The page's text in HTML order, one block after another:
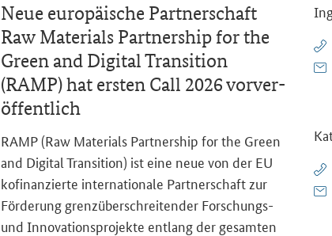
Neue eu­ro­päi­sche Part­ner­schaft
Raw Materials Partnership for the
Green and Digital Transition
(RAMP) hat ers­ten Call 2026 vor­ver­
öf­fent­lich
RAMP (Raw Materials Partnership for the Green
and Digital Transition) ist eine neue von der EU
ko­fi­nan­zier­te in­ter­na­tio­na­le Part­ner­schaft zur
För­de­rung grenz­über­schrei­ten­der Forschungs-​
und In­no­va­ti­ons­pro­jek­te ent­lang der ge­sam­ten